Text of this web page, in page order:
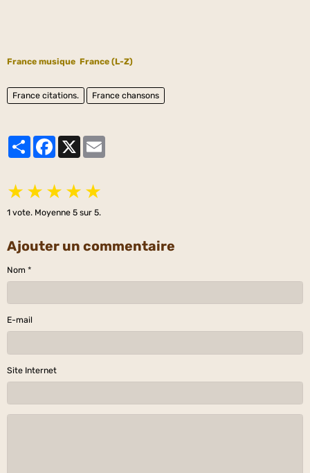
France musique France (L-Z)
France citations. France chansons
PartagerFacebook
★ ★ ★ ★ ★
1 vote. Moyenne 5 sur 5.
Ajouter un commentaire
Nom
E-mail
Site Internet